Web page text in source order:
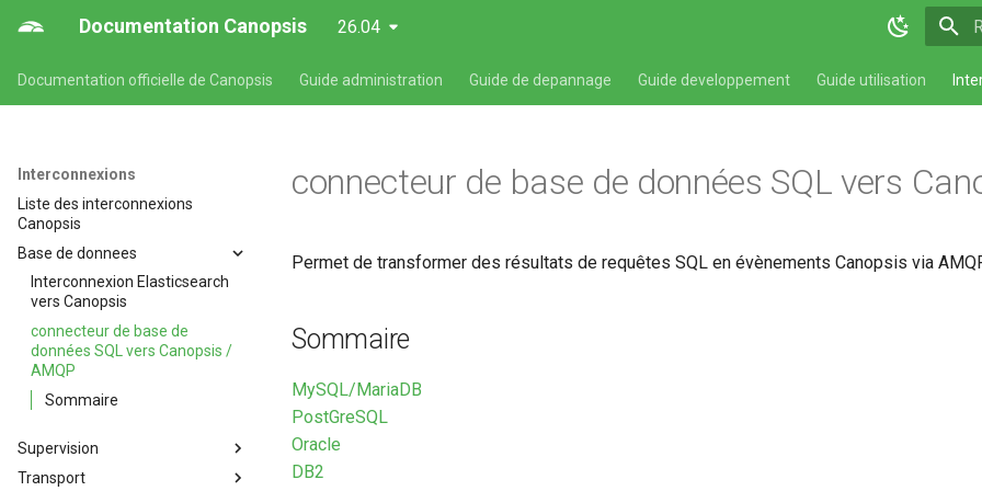
Documentation Canopsis 26.04
Documentation officielle de Canopsis Guide administration Guide de depannage Guide developpement Guide utilisation
Interconnexions
Liste des interconnexions
Canopsis
Base de donnees
Interconnexion Elasticsearch
vers Canopsis
connecteur de base de
données SQL vers Canopsis /
AMQP
Sommaire
Supervision
Envoi d'événement avec
Transport
connecteur de base de données SQL vers
Permet de transformer des résultats de requêtes SQL en évènements Canopsis via
Sommaire
MySQL/MariaDB
PostGreSQL
Oracle
DB2